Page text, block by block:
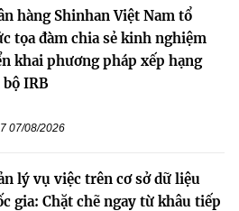
hàng Shinhan Việt Nam tổ
tọa đàm chia sẻ kinh nghiệm
khai phương pháp xếp hạng
IRB
07/08/2026
lý vụ việc trên cơ sở dữ liệu
gia: Chặt chẽ ngay từ khâu tiếp